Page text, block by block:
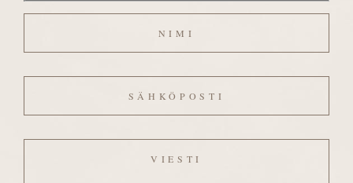
Nimi
Sähköposti
Viesti